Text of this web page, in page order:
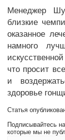
Менеджер
близкие
оказанное
намного
что просит
и
здоровье
Статья
Подписывайтесь
которые мы не